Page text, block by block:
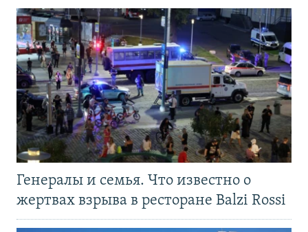
Генералы и семья. Что известно о
жертвах взрыва в ресторане Balzi Rossi